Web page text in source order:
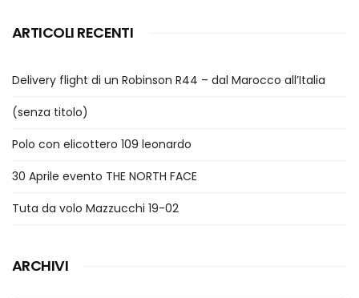
ARTICOLI RECENTI
Delivery flight di un Robinson R44 – dal Marocco all’Italia
(senza titolo)
Polo con elicottero 109 leonardo
30 Aprile evento THE NORTH FACE
Tuta da volo Mazzucchi 19-02
ARCHIVI